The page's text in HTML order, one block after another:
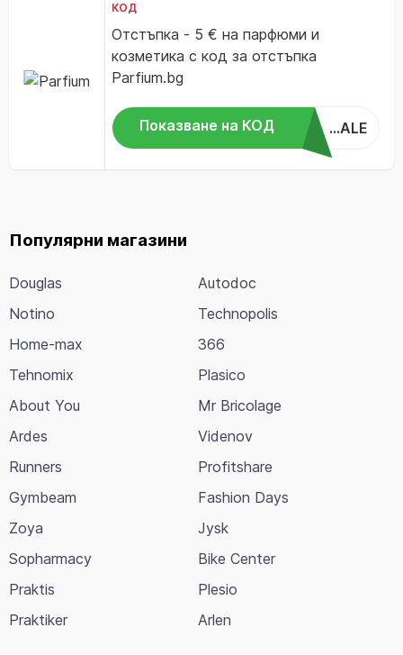
КОД
Отстъпка - 5 € на парфюми и
козметика с код за отстъпка
Parfium.bg
Показване на КОД ...ALE
Популярни магазини
Douglas
Autodoc
Notino
Technopolis
Home-max
366
Tehnomix
Plasico
About You
Mr Bricolage
Ardes
Videnov
Runners
Profitshare
Gymbeam
Fashion Days
Zoya
Jysk
Sopharmacy
Bike Center
Praktis
Plesio
Praktiker
Arlen